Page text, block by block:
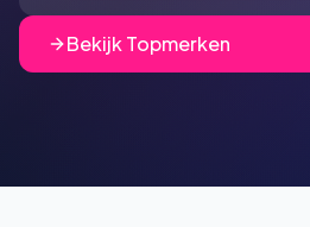
Bekijk Topmerken